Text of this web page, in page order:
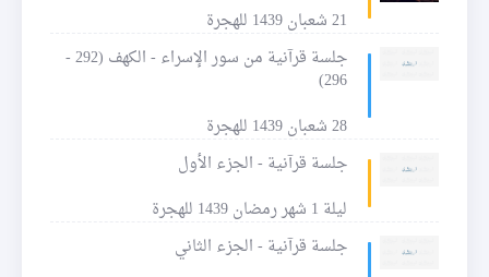
21 شعبان 1439 للهجرة
جلسة قرآنية من سور الإسراء - الكهف (292 -
296)
28 شعبان 1439 للهجرة
جلسة قرآنية - الجزء الأول
ليلة 1 شهر رمضان 1439 للهجرة
جلسة قرآنية - الجزء الثاني